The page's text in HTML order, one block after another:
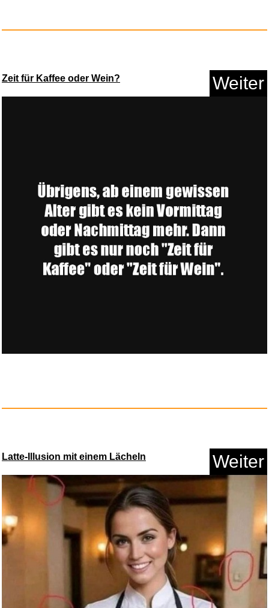
12V 5A Netzteil 60W AC DC
Adap...
Anzeige
Trilo...
Folge 103:die Schlossrenovieru...
Zeit für Kaffee oder Wein? Weiter
Latte-Illusion mit einem Lächeln Weiter